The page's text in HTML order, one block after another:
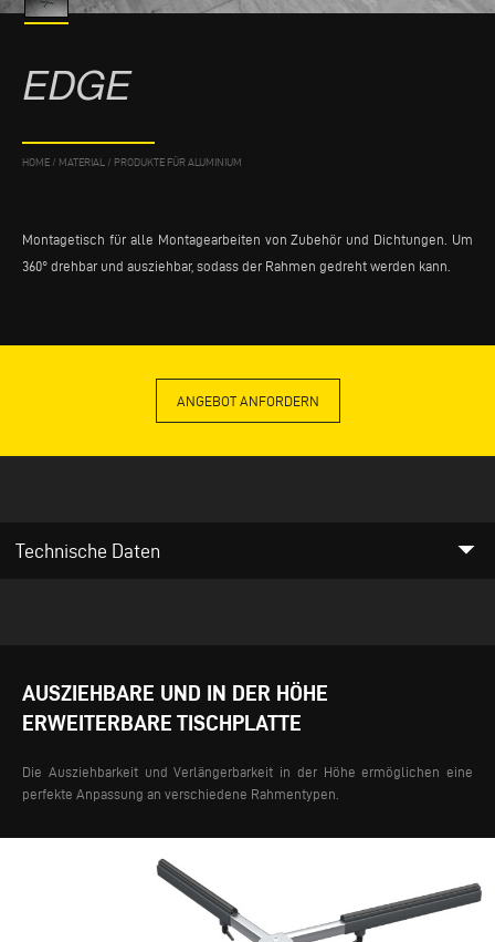
EDGE
HOME / MATERIAL / PRODUKTE FÜR ALUMINIUM
Montagetisch für alle Montagearbeiten von Zubehör und Dichtungen. Um
360° drehbar und ausziehbar, sodass der Rahmen gedreht werden kann.
ANGEBOT ANFORDERN
Technische Daten arrow_drop_down
AUSZIEHBARE UND IN DER HÖHE
ERWEITERBARE TISCHPLATTE
Die Ausziehbarkeit und Verlängerbarkeit in der Höhe ermöglichen eine
perfekte Anpassung an verschiedene Rahmentypen.